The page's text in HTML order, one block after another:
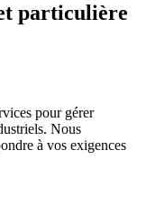
particulière
pour gérer
Nous
à vos exigences